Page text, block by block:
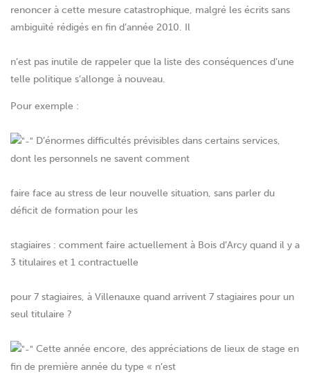
renoncer à cette mesure catastrophique, malgré les écrits sans
ambiguïté rédigés en fin d’année 2010. Il
n’est pas inutile de rappeler que la liste des conséquences d’une
telle politique s’allonge à nouveau.
Pour exemple :
D’énormes difficultés prévisibles dans certains services,
dont les personnels ne savent comment
faire face au stress de leur nouvelle situation, sans parler du
déficit de formation pour les
stagiaires : comment faire actuellement à Bois d’Arcy quand il y a
3 titulaires et 1 contractuelle
pour 7 stagiaires, à Villenauxe quand arrivent 7 stagiaires pour un
seul titulaire ?
Cette année encore, des appréciations de lieux de stage en
fin de première année du type « n’est